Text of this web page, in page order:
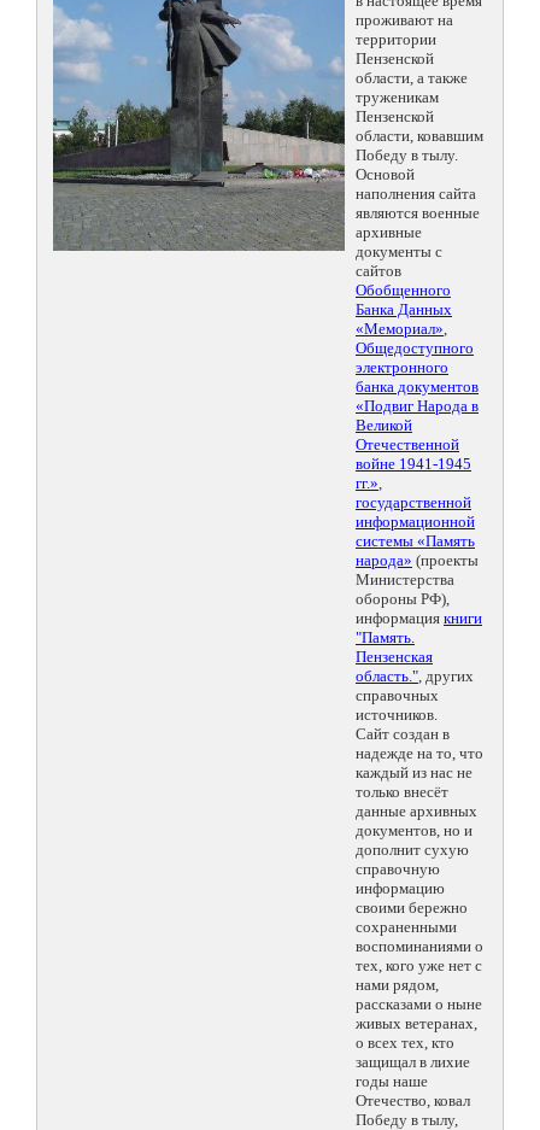
проживают на
территории
Пензенской
области, а также
труженикам
Пензенской
области, ковавшим
Победу в тылу.
Основой
наполнения сайта
являются военные
архивные
документы с
сайтов
Обобщенного
Банка Данных
«Мемориал»,
Общедоступного
электронного
банка документов
«Подвиг Народа в
Великой
Отечественной
войне 1941-1945
гг.»,
государственной
информационной
системы «Память
народа» (проекты
Министерства
обороны РФ),
информация книги
"Память.
Пензенская
область.", других
справочных
источников.
Сайт создан в
надежде на то, что
каждый из нас не
только внесёт
данные архивных
документов, но и
дополнит сухую
справочную
информацию
своими бережно
сохраненными
воспоминаниями о
тех, кого уже нет с
нами рядом,
рассказами о ныне
живых ветеранах,
о всех тех, кто
защищал в лихие
годы наше
Отечество, ковал
Победу в тылу,